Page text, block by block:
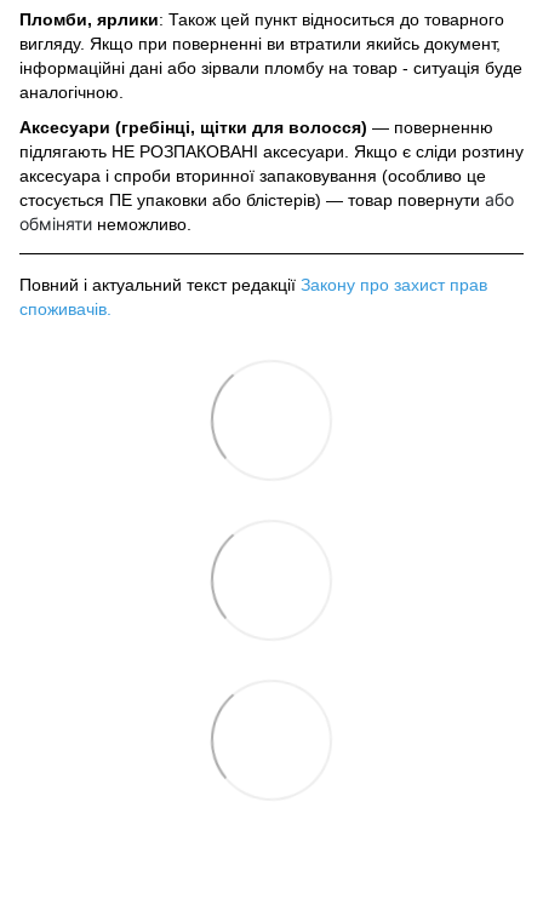
Пломби, ярлики: Також цей пункт відноситься до товарного
вигляду. Якщо при поверненні ви втратили якийсь документ,
інформаційні дані або зірвали пломбу на товар - ситуація буде
аналогічною.
Аксесуари (гребінці, щітки для волосся) — поверненню
підлягають НЕ РОЗПАКОВАНІ аксесуари. Якщо є сліди розтину
аксесуара і спроби вторинної запаковування (особливо це
стосується ПЕ упаковки або блістерів) — товар повернути або
обміняти неможливо.
Повний і актуальний текст редакції Закону про захист прав
споживачів